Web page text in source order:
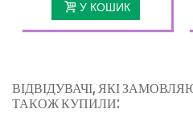
У КОШИК
ВІДВІДУВАЧІ, ЯКІ
ТАКОЖ КУПИЛИ: